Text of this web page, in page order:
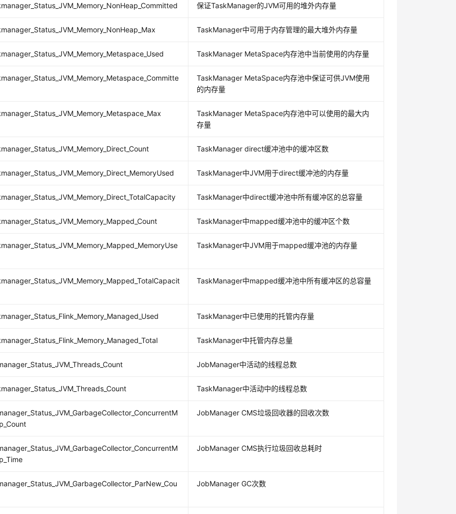
保证TaskManager的JVM可用的堆外内存量
TaskManager中可用于内存管理的最大堆外内存量
TaskManager MetaSpace内存池中当前使用的内存量
TaskManager MetaSpace内存池中保证可供JVM使用
的内存量
TaskManager MetaSpace内存池中可以使用的最大内
存量
TaskManager direct缓冲池中的缓冲区数
TaskManager中JVM用于direct缓冲池的内存量
TaskManager中direct缓冲池中所有缓冲区的总容量
TaskManager中mapped缓冲池中的缓冲区个数
TaskManager中JVM用于mapped缓冲池的内存量
TaskManager中mapped缓冲池中所有缓冲区的总容量
TaskManager中已使用的托管内存量
TaskManager中托管内存总量
JobManager中活动的线程总数
TaskManager中活动中的线程总数
JobManager CMS垃圾回收器的回收次数
JobManager CMS执行垃圾回收总耗时
JobManager GC次数